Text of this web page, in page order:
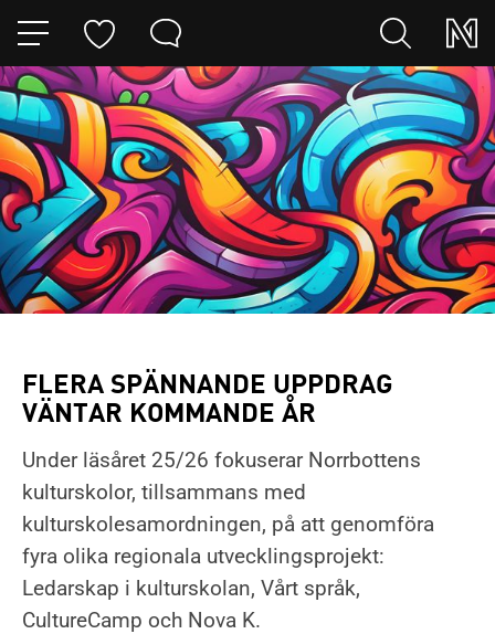
HOPPA TILL NAVIGERINGEN
HOPPA TILL INNEHÅLLET
FLERA SPÄNNANDE UPPDRAG
VÄNTAR KOMMANDE ÅR
Under läsåret 25/26 fokuserar Norrbottens
kulturskolor, tillsammans med
kulturskolesamordningen, på att genomföra
fyra olika regionala utvecklingsprojekt:
Ledarskap i kulturskolan, Vårt språk,
CultureCamp och Nova K.